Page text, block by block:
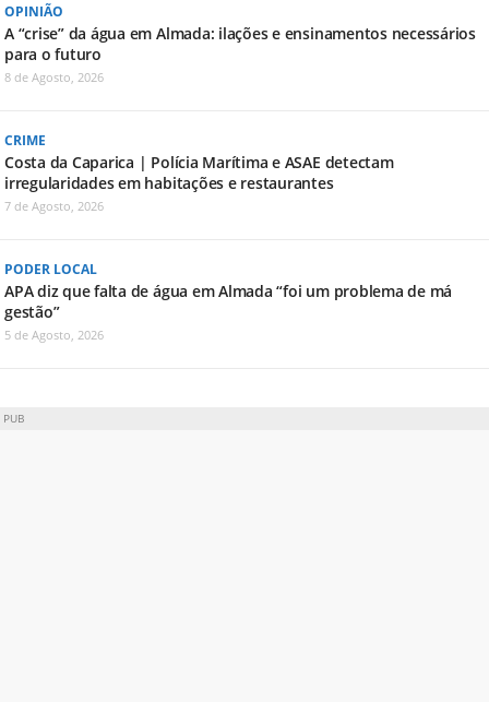
OPINIÃO
A “crise” da água em Almada: ilações e ensinamentos necessários
para o futuro
8 de Agosto, 2026
CRIME
Costa da Caparica | Polícia Marítima e ASAE detectam
irregularidades em habitações e restaurantes
7 de Agosto, 2026
PODER LOCAL
APA diz que falta de água em Almada “foi um problema de má
gestão”
5 de Agosto, 2026
PUB